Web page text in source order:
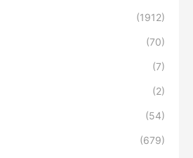
(1912)
(70)
(7)
(2)
(54)
(679)